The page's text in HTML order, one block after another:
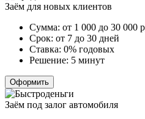
Заём для новых клиентов
Сумма: от 1 000 до 30 000
Срок: от 7 до 30 дней
Ставка: 0% годовых
Решение: 5 минут
Оформить
Заём под залог автомобиля